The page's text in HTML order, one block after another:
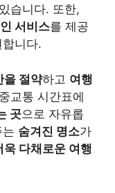
습니다. 또한,
서비스를 제공
니다.
을 절약하고 여행
교통 시간표에
곳으로 자유롭
숨겨진 명소가
욱 다채로운 여행